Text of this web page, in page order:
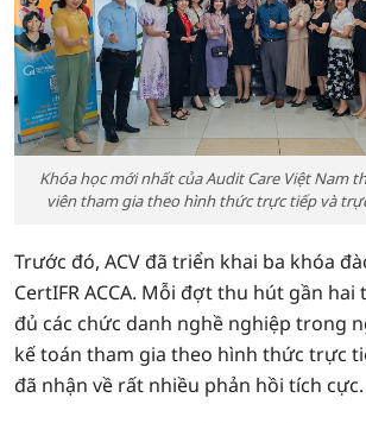
Khóa học mới nhất của Audit Care Việt Nam
viên tham gia theo hình thức trực tiếp và
Trước đó, ACV đã triển khai ba khóa
CertIFR ACCA. Mỗi đợt thu hút gần hai
đủ các chức danh nghề nghiệp trong
kế toán tham gia theo hình thức trực
đã nhận về rất nhiều phản hồi tích cực.